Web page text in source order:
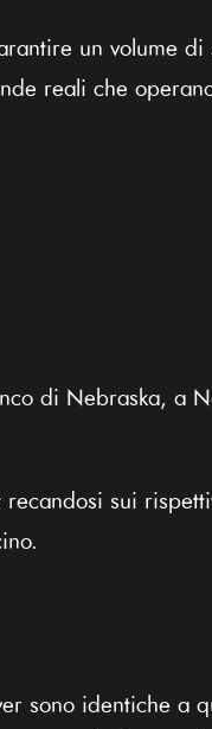
un volume di
reali che
di Nebraska, a
recandosi sui
sono identiche a